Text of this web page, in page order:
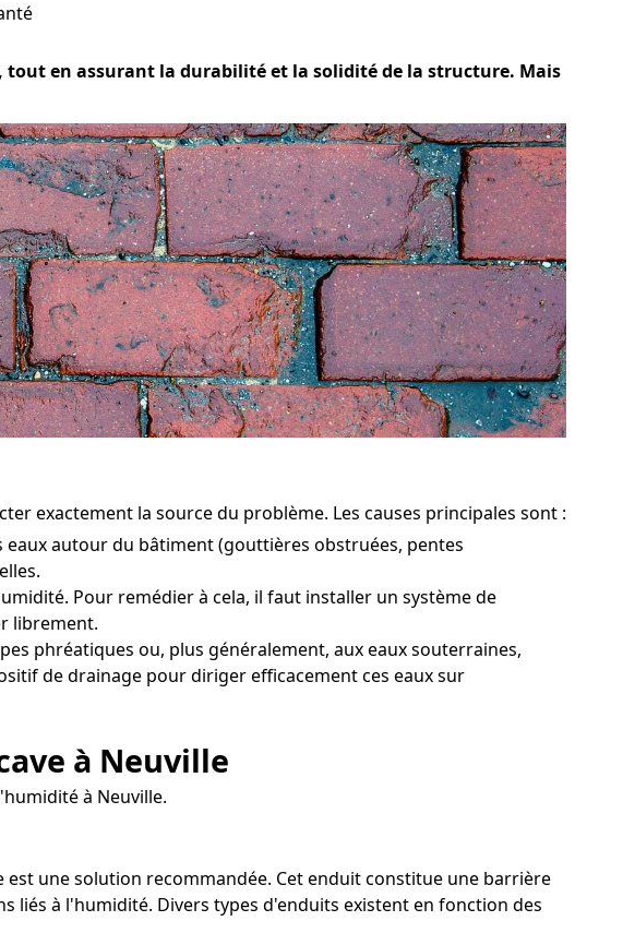
en assurant la durabilité et la solidité de la structure. Mais
exactement la source du problème. Les causes principales sont :
autour du bâtiment (gouttières obstruées, pentes
Pour remédier à cela, il faut installer un système de
librement.
phréatiques ou, plus généralement, aux eaux souterraines,
de drainage pour diriger efficacement ces eaux sur
à Neuville
à Neuville.
une solution recommandée. Cet enduit constitue une barrière
à l'humidité. Divers types d'enduits existent en fonction des